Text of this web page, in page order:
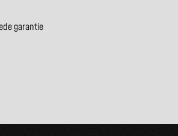
garantie